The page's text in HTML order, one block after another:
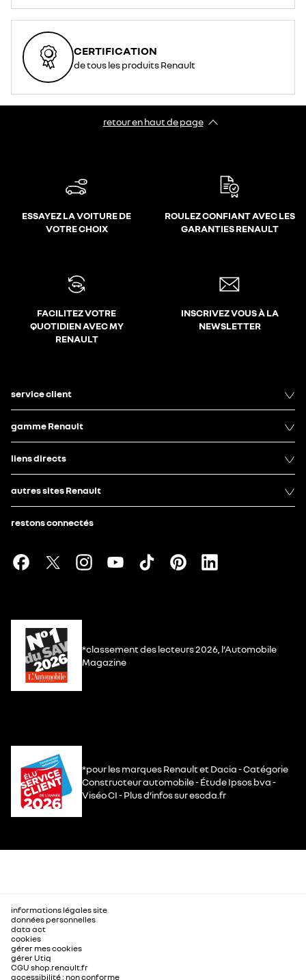
CERTIFICATION
de tous les produits Renault
retour en haut de page​
ESSAYEZ LA VOITURE DE
VOTRE CHOIX
ROULEZ CONFIANT AVEC LES
GARANTIES RENAULT
FACILITEZ VOTRE
QUOTIDIEN AVEC MY
RENAULT
INSCRIVEZ VOUS À LA
NEWSLETTER
service client
gamme Renault
liens directs
autres sites Renault
restons connectés
*classement des lecteurs 2026, l’Automobile
Magazine
*pour les marques Renault et Dacia - Catégorie
Constructeur automobile - Étude Ipsos bva -
Viséo CI - Plus d’infos sur escda.fr
informations légales site
données personnelles
data act
cookies
gérer mes cookies
gérer Utiq
CGU shop.renault.fr
accessibilité : non conforme